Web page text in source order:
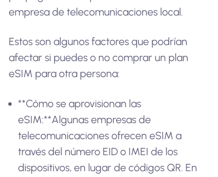
empresa de telecomunicaciones local.
Estos son algunos factores que podrían
afectar si puedes o no comprar un plan
eSIM para otra persona:
**Cómo se aprovisionan las
eSIM:**Algunas empresas de
telecomunicaciones ofrecen eSIM a
través del número EID o IMEI de los
dispositivos, en lugar de códigos QR. En